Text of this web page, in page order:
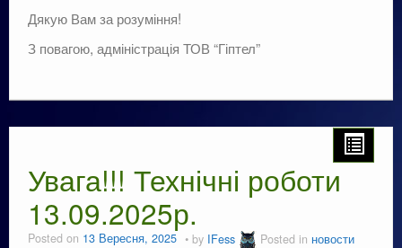
Дякую Вам за розуміння!
З повагою, адміністрація ТОВ “Гіптел”
Увага!!! Технічні роботи
13.09.2025р.
Posted on 13 Вересня, 2025 by IFess Posted in новости